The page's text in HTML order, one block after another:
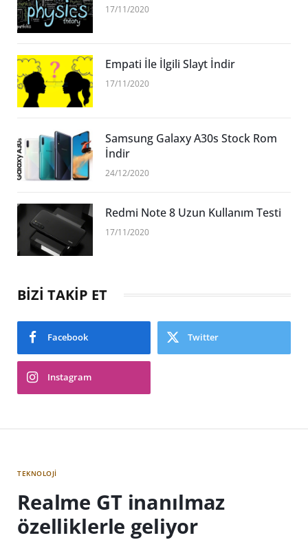
17/11/2020
Empati İle İlgili Slayt İndir
17/11/2020
Samsung Galaxy A30s Stock Rom
İndir
24/12/2020
Redmi Note 8 Uzun Kullanım Testi
17/11/2020
BİZİ TAKİP ET
Facebook Twitter
Instagram
TEKNOLOJI
Realme GT inanılmaz
özelliklerle geliyor